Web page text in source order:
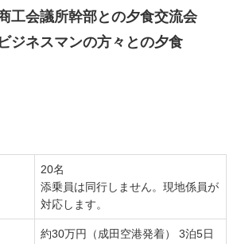
工会議所幹部との夕食交流会
ジネスマンの方々との夕食
20名
添乗員は同行しません。現地係員が
対応します。
約30万円（成田空港発着） 3泊5日